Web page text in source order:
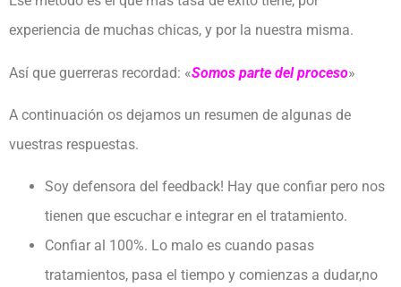
experiencia de muchas chicas, y por la nuestra misma.
Así que guerreras recordad: «Somos parte del proceso»
A continuación os dejamos un resumen de algunas de
vuestras respuestas.
Soy defensora del feedback! Hay que confiar pero nos
tienen que escuchar e integrar en el tratamiento.
Confiar al 100%. Lo malo es cuando pasas
tratamientos, pasa el tiempo y comienzas a dudar,no